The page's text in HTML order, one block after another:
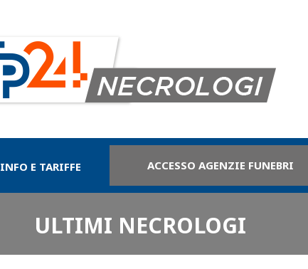
INFO E TARIFFE ACCESSO AGENZIE FUNEBRI
ULTIMI NECROLOGI